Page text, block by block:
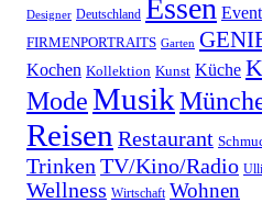
Designer Deutschland Essen Event
FIRMENPORTRAITS Garten
Kochen Kollektion Kunst Küche
ModeMusik
Reisen Restaurant
Trinken TV/Kino/Radio
Wellness Wirtschaft Wohnen